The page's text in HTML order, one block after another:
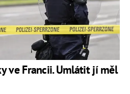
ve Francii. Umlátit jí měl